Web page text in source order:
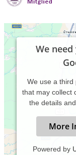
We
We use a third
that may collect
the details
More
Powered by